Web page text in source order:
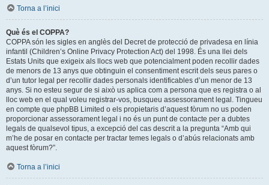
Torna a l’inici
Què és el COPPA?
COPPA són les sigles en anglès del Decret de protecció de privadesa en línia
infantil (Children’s Online Privacy Protection Act) del 1998. És una llei dels
Estats Units que exigeix als llocs web que potencialment poden recollir dades
de menors de 13 anys que obtinguin el consentiment escrit dels seus pares o
d’un tutor legal per recollir dades personals identificables d’un menor de 13
anys. Si no esteu segur de si això us aplica com a persona que es registra o al
lloc web en el qual voleu registrar-vos, busqueu assessorament legal. Tingueu
en compte que phpBB Limited o els propietaris d’aquest fòrum no us poden
proporcionar assessorament legal i no és un punt de contacte per a dubtes
legals de qualsevol tipus, a excepció del cas descrit a la pregunta “Amb qui
m’he de posar en contacte per tractar temes legals o d’abús relacionats amb
aquest fòrum?”.
Torna a l’inici